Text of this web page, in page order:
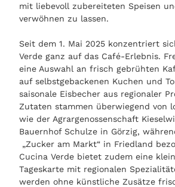
mit liebevoll zubereiteten Speisen
verwöhnen zu lassen.
Seit dem 1. Mai 2025 konzentriert
Verde ganz auf das Café-Erlebnis.
eine Auswahl an frisch gebrühten
auf selbstgebackenen Kuchen und
saisonale Eisbecher aus regionaler
Zutaten stammen überwiegend von
wie der Agrargenossenschaft
Bauernhof Schulze in Görzig,
„Zucker am Markt“ in Friedland
Cucina Verde bietet zudem eine
Tageskarte mit regionalen
werden ohne künstliche Zusätze